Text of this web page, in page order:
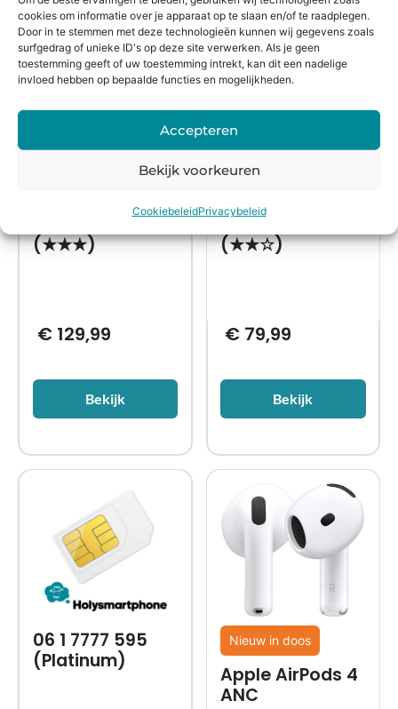
cookies om informatie over je apparaat op te slaan en/of te raadplegen.
Door in te stemmen met deze technologieën kunnen wij gegevens zoals
surfgedrag of unieke ID's op deze site verwerken. Als je geen
toestemming geeft of uw toestemming intrekt, kan dit een nadelige
invloed hebben op bepaalde functies en mogelijkheden.
Accepteren
Bekijk voorkeuren
CookiebeleidPrivacybeleid
Alternatieven
06 17 55 70 70
(★★★)
€129,99
Bekijk
06 17 22 9 666
(★★☆)
€ 79,99
Bekijk
06 1 7777 595
(Platinum)
Nieuw in doos
Apple AirPods 4
ANC